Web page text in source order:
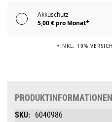
Akkuschutz
5,00 € pro Monat*
*INKL. 19%
PRODUKTINFORMATIONEN
Produktinformationen
6040986